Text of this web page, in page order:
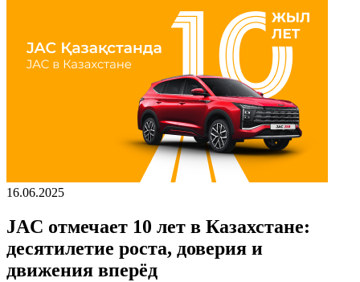
16.06.2025
JAC отмечает 10 лет в Казахстане:
десятилетие роста, доверия и
движения вперёд